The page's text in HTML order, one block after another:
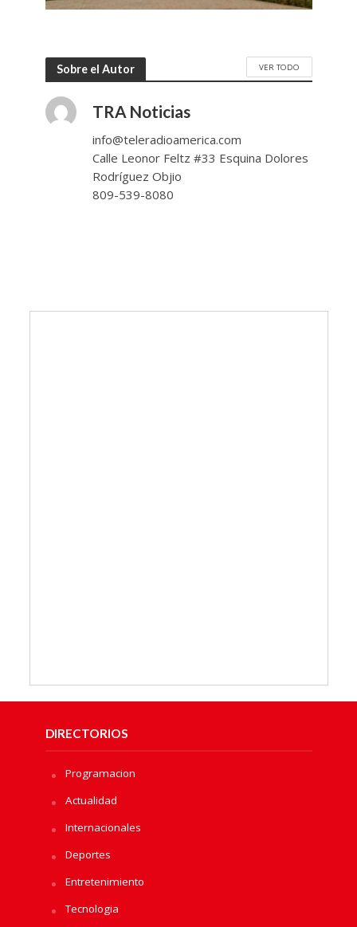
Sobre el Autor VER TODO
TRA Noticias
info@teleradioamerica.com
Calle Leonor Feltz #33 Esquina Dolores
Rodríguez Objio
809-539-8080
DIRECTORIOS
Programacion
Actualidad
Internacionales
Deportes
Entretenimiento
Tecnologia